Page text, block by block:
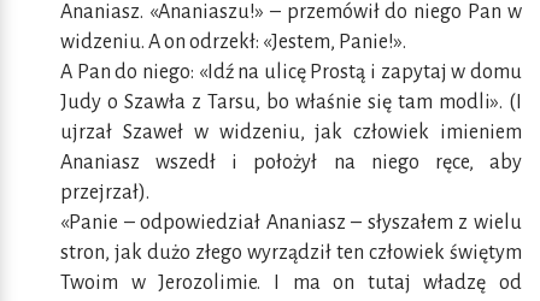
Ananiasz. «Ananiaszu!» – przemówił do niego Pan w
widzeniu. A on odrzekł: «Jestem, Panie!».
A Pan do niego: «Idź na ulicę Prostą i zapytaj w domu
Judy o Szawła z Tarsu, bo właśnie się tam modli». (I
ujrzał Szaweł w widzeniu, jak człowiek imieniem
Ananiasz wszedł i położył na niego ręce, aby
przejrzał).
«Panie – odpowiedział Ananiasz – słyszałem z wielu
stron, jak dużo złego wyrządził ten człowiek świętym
Twoim w Jerozolimie. I ma on tutaj władzę od